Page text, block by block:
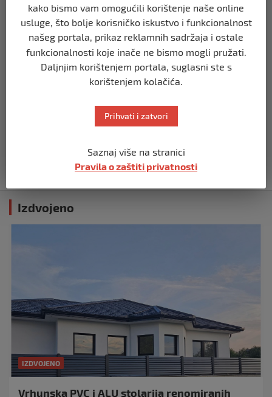
prije 10 mjeseci
SVIJET
Putin: Spremni smo vojno uzvratiti
Zapadu
prije 11 mjeseci
Papa Lav XIV izjavio da je situacija vrlo
Dohu
prije 11 mjeseci
Izdvojeno
IZDVOJENO
Vrhunska PVC i ALU stolarija renomiranih
kako bismo vam omogućili korištenje naše online
usluge, što bolje korisničko iskustvo i funkcionalnost
našeg portala, prikaz reklamnih sadržaja i ostale
funkcionalnosti koje inače ne bismo mogli pružati.
Daljnjim korištenjem portala, suglasni ste s
korištenjem kolačića.
Prihvati i zatvori
Saznaj više na stranici
Pravila o zaštiti privatnosti